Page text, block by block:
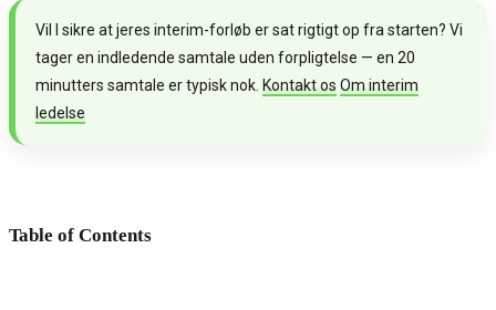
Vil I sikre at jeres interim-forløb er sat rigtigt op fra starten? Vi
tager en indledende samtale uden forpligtelse — en 20
minutters samtale er typisk nok. Kontakt osOm interim
ledelse
Table of Contents